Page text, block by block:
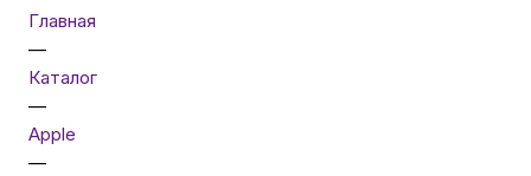
Главная
—
Каталог
—
Apple
—